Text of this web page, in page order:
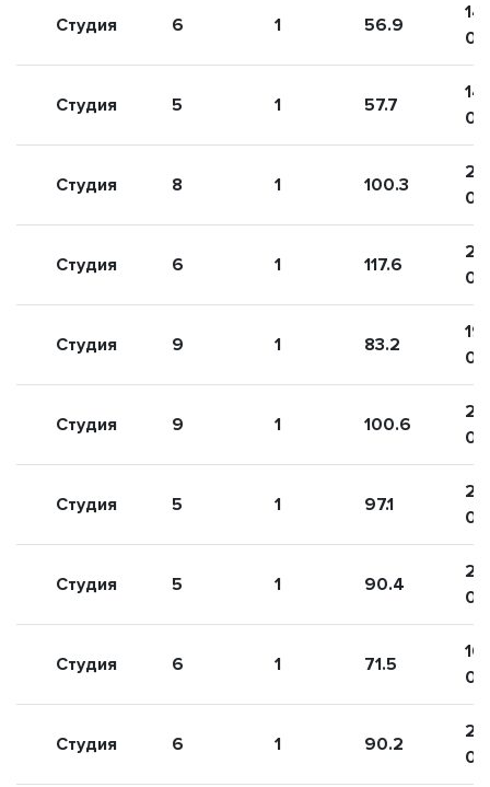
Студия 6 1 56.9
14
Студия 5 1 57.7
14
Студия 8 1 100.3
Студия 6 1 117.6
Студия 9 1 83.2
19
Студия 9 1 100.6
Студия 5 1 97.1
21
Студия 5 1 90.4
Студия 6 1 71.5
16
Студия 6 1 90.2